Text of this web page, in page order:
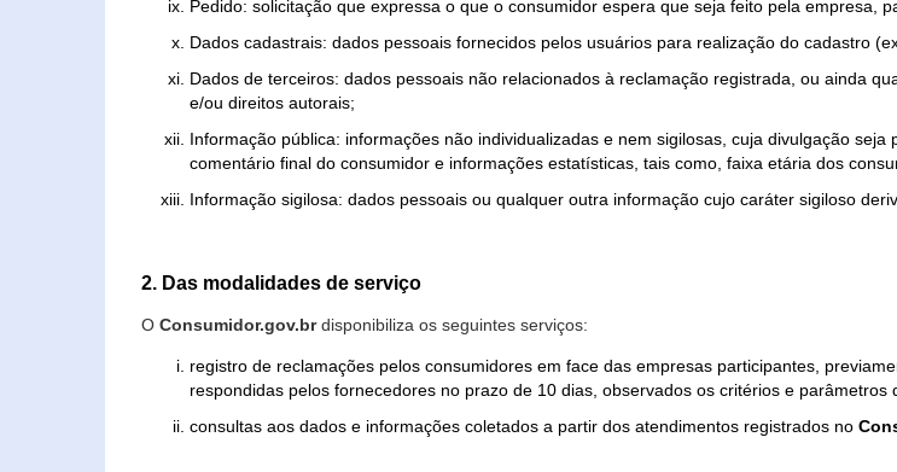
Pedido: solicitação que expressa o que o consumidor espera que seja feito pela empresa,
Dados cadastrais: dados pessoais fornecidos pelos usuários para realização do cadastro
Dados de terceiros: dados pessoais não relacionados à reclamação registrada, ou ainda
e/ou direitos autorais;
Informação pública: informações não individualizadas e nem sigilosas, cuja divulgação
comentário final do consumidor e informações estatísticas, tais como, faixa etária dos
Informação sigilosa: dados pessoais ou qualquer outra informação cujo caráter sigiloso
2. Das modalidades de serviço
O Consumidor.gov.brdisponibiliza os seguintes serviços:
registro de reclamações pelos consumidores em face das empresas participantes,
respondidas pelos fornecedores no prazo de 10 dias, observados os critérios e parâmetros
consultas aos dados e informações coletados a partir dos atendimentos registrados no